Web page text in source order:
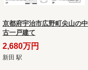
京都府宇治市広野町尖山の中
古一戸建て
2,680万円
新田 駅